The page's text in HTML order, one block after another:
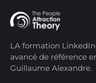
LA formation
avancé de référence
Guillaume Alexandre.